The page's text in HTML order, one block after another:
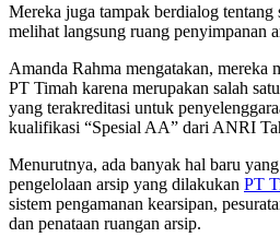
Mereka juga tampak berdialog tentang
melihat langsung ruang penyimpanan
Amanda Rahma mengatakan, mereka
PT Timah karena merupakan salah
yang terakreditasi untuk
kualifikasi “Spesial AA” dari ANRI
Menurutnya, ada banyak hal baru
pengelolaan arsip yang dilakukan PT
sistem pengamanan kearsipan,
dan penataan ruangan arsip.